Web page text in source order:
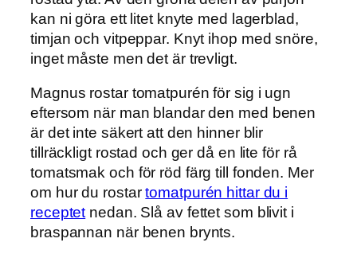
kan ni göra ett litet knyte med lagerblad,
timjan och vitpeppar. Knyt ihop med snöre,
inget måste men det är trevligt.
Magnus rostar tomatpurén för sig i ugn
eftersom när man blandar den med benen
är det inte säkert att den hinner blir
tillräckligt rostad och ger då en lite för rå
tomatsmak och för röd färg till fonden. Mer
om hur du rostartomatpurén hittar du i
receptetnedan. Slå av fettet som blivit i
braspannan när benen brynts.